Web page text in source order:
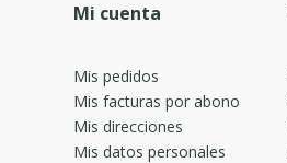
Mi cuenta
Mis pedidos
Mis facturas por abono
Mis direcciones
Mis datos personales